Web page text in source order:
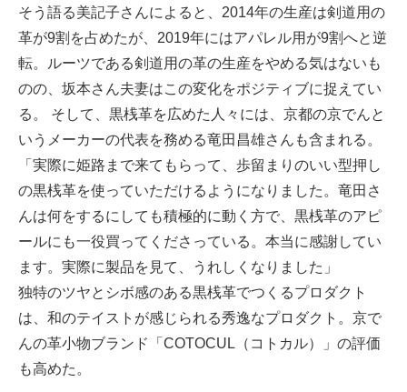
そう語る美記子さんによると、2014年の生産は剣道用の
革が9割を占めたが、2019年にはアパレル用が9割へと逆
転。ルーツである剣道用の革の生産をやめる気はないも
のの、坂本さん夫妻はこの変化をポジティブに捉えてい
る。 そして、黒桟革を広めた人々には、京都の京でんと
いうメーカーの代表を務める竜田昌雄さんも含まれる。
「実際に姫路まで来てもらって、歩留まりのいい型押し
の黒桟革を使っていただけるようになりました。竜田さ
んは何をするにしても積極的に動く方で、黒桟革のアピ
ールにも一役買ってくださっている。本当に感謝してい
ます。実際に製品を見て、うれしくなりました」
独特のツヤとシボ感のある黒桟革でつくるプロダクト
は、和のテイストが感じられる秀逸なプロダクト。京で
んの革小物ブランド「COTOCUL（コトカル）」の評価
も高めた。